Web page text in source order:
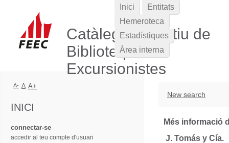
Catàleg Col·lectiu de
Biblioteques
Excursionistes
New search
Més informació
J. Tomás y Cía.
Inici
Entitats
Hemeroteca
Estadístiques
Àrea interna
A- A A+
INICI
connectar-se
accedir al teu compte d'usuari